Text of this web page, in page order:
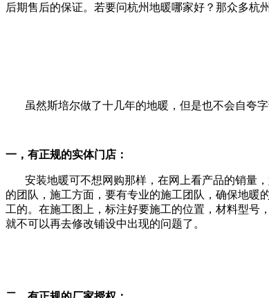
后期售后的保证。若要问杭州地暖哪家好？那众多杭
虽然斯培尔做了十几年的地暖，但是也不会自夸字
一，有正规的实体门店：
安装地暖可不想网购那样，在网上看产品的销量，
的团队，施工方面，要有专业的施工团队，确保地暖
工的。在施工图上，标注好要施工的位置，材料型号
就不可以再去修改铺设中出现的问题了。